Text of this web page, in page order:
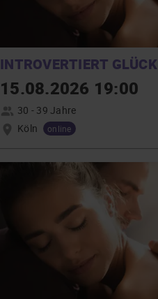
INTROVERTIERT
15.08.2026 19:00
30 - 39 Jahre
Köln
online